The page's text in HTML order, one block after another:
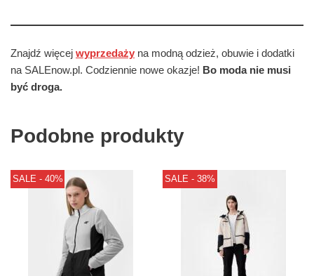
Znajdź więcej wyprzedaży na modną odzież, obuwie i dodatki
na SALEnow.pl. Codziennie nowe okazje! Bo moda nie musi
być droga.
Podobne produkty
SALE - 40% SALE - 38%